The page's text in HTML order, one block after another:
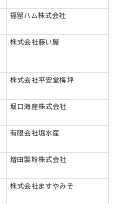
福留ハム株式会社
株式会社藤い屋
株式会社平安堂梅坪
堀口海産株式会社
有限会社堀水産
増田製粉株式会社
株式会社ますやみそ